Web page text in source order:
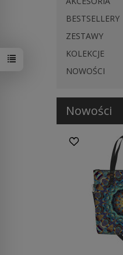
30 dniach produktem
BESTSELLERY
ZESTAWY
KOLEKCJE
NOWOŚCI
Nowości